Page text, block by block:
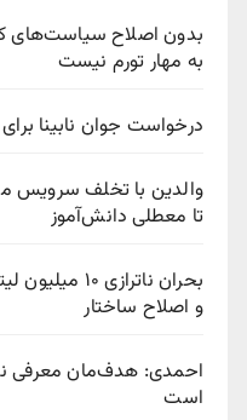
بدون اصلاح سیاست‌های
به مهار تورم نیست
درخواست جوان نابینا
والدین با تخلف سرویس
تا معطلی دانش‌آموز
بحران
و اصلاح ساختار
احمدی: هدف‌مان معرفی
است